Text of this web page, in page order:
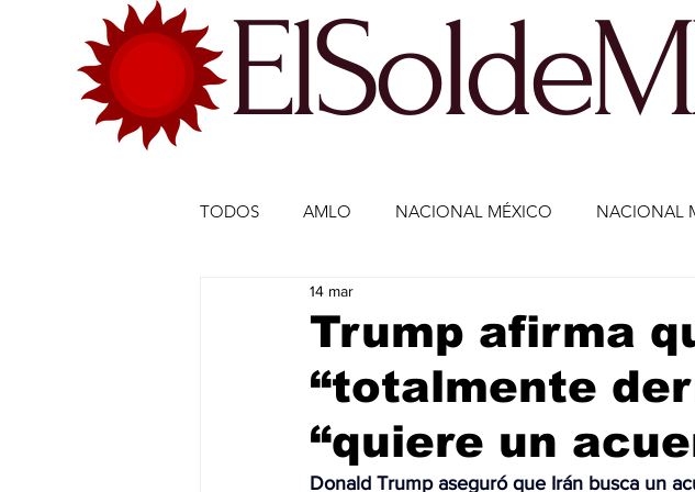
TODOS AMLO NACIONAL MÉXICO NACIONAL
ECONOMÍA MÉXICO
DEPORTES DEPORTES CIENCIA Y
ESTADOS-POLÍTICA ENTRETENIMIENTO
Trump afirma
“totalmente
“quiere un
14 mar
Donald Trump aseguró que Irán busca un